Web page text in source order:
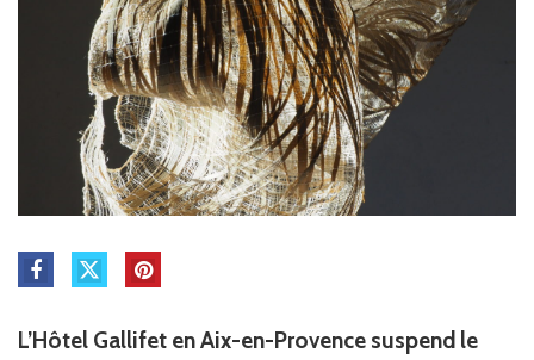
L’Hôtel Gallifet en Aix-en-Provence suspend le